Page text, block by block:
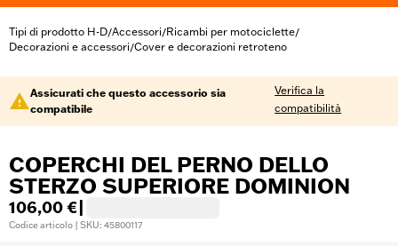
Tipi di prodotto H-D/Accessori/Ricambi per motociclette/
Decorazioni e accessori/Cover e decorazioni retroteno
Assicurati che questo accessorio sia
compatibile
Verifica la
compatibilità
COPERCHI DEL PERNO DELLO
STERZO SUPERIORE DOMINION
106,00 €
Codice articolo | SKU: 45800117